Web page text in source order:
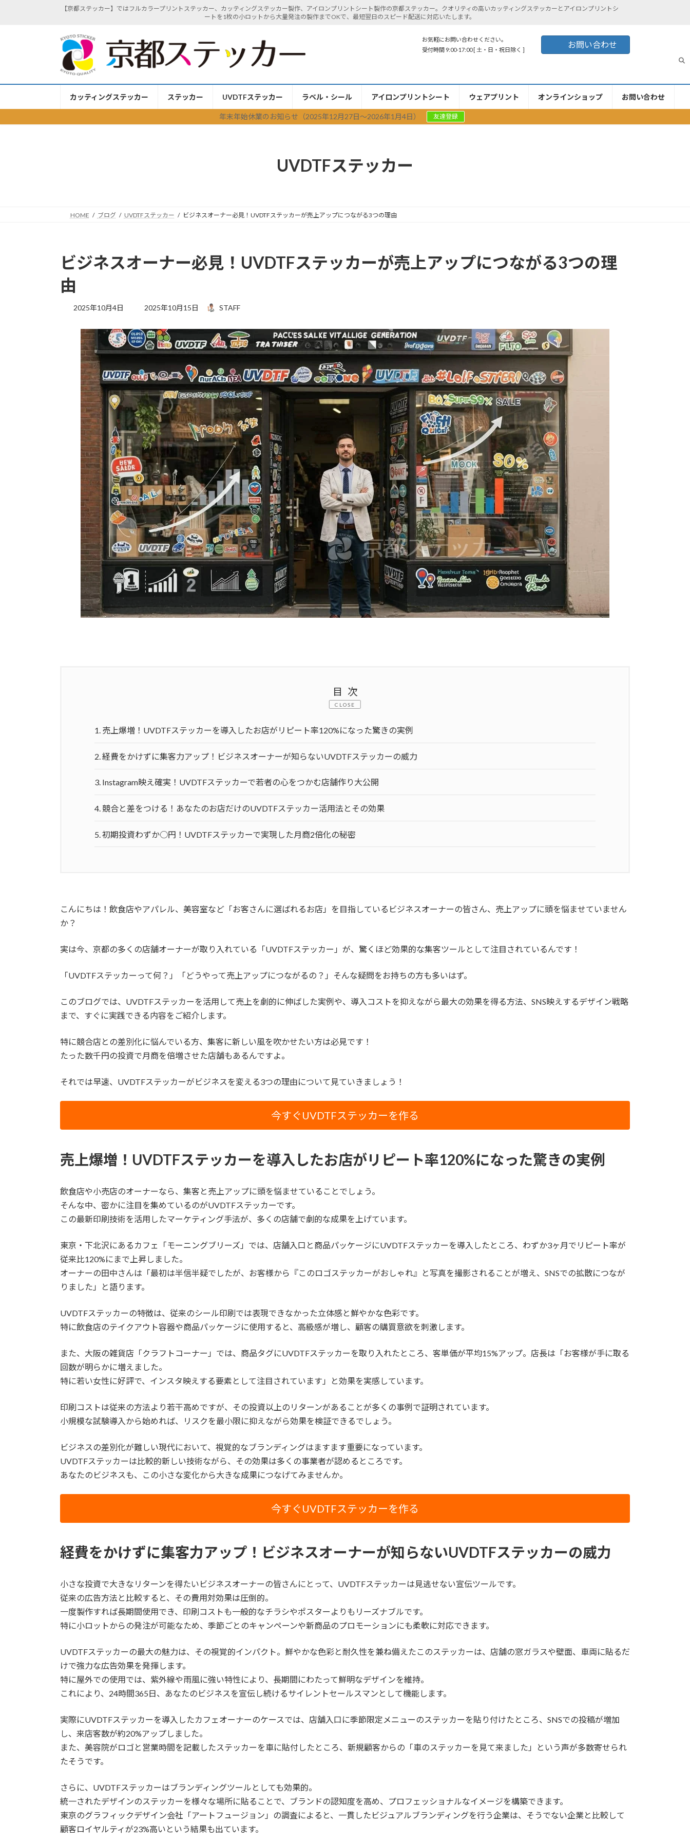
【京都ステッカー】ではフルカラープリントステッカー、カッティングステッカー製作、アイロンプリントシート製作の京都ステッカー。クオリティの高いカッティングステッカーとアイロンプリントシ
ートを1枚の小ロットから大量発注の製作までOKで、最短翌日のスピード配送に対応いたします。
お気軽にお問い合わせください。
受付時間 9:00-17:00 [ 土・日・祝日除く ]
お問い合わせ
カッティングステッカー ステッカー UVDTFステッカー ラベル・シール アイロンプリントシート ウェアプリント オンラインショップ お問い合わせ
年末年始休業のお知らせ（2025年12月27日〜2026年1月4日） 友達登録
UVDTFステッカー
HOME ブログ UVDTFステッカー ビジネスオーナー必見！UVDTFステッカーが売上アップにつながる3つの理由
ビジネスオーナー必見！UVDTFステッカーが売上アップにつながる3つの理
由
2025年10月4日
最
新
日
時
2025年10月15日 STAFF
目次
CLOSE
1. 売上爆増！UVDTFステッカーを導入したお店がリピート率120%になった驚きの実例
2. 経費をかけずに集客力アップ！ビジネスオーナーが知らないUVDTFステッカーの威力
3. Instagram映え確実！UVDTFステッカーで若者の心をつかむ店舗作り大公開
4. 競合と差をつける！あなたのお店だけのUVDTFステッカー活用法とその効果
5. 初期投資わずか○円！UVDTFステッカーで実現した月商2倍化の秘密
こんにちは！飲食店やアパレル、美容室など「お客さんに選ばれるお店」を目指しているビジネスオーナーの皆さん、売上アップに頭を悩ませていません
か？
実は今、京都の多くの店舗オーナーが取り入れている「UVDTFステッカー」が、驚くほど効果的な集客ツールとして注目されているんです！
「UVDTFステッカーって何？」「どうやって売上アップにつながるの？」そんな疑問をお持ちの方も多いはず。
このブログでは、UVDTFステッカーを活用して売上を劇的に伸ばした実例や、導入コストを抑えながら最大の効果を得る方法、SNS映えするデザイン戦略
まで、すぐに実践できる内容をご紹介します。
特に競合店との差別化に悩んでいる方、集客に新しい風を吹かせたい方は必見です！
たった数千円の投資で月商を倍増させた店舗もあるんですよ。
それでは早速、UVDTFステッカーがビジネスを変える3つの理由について見ていきましょう！
今すぐUVDTFステッカーを作る
売上爆増！UVDTFステッカーを導入したお店がリピート率120%になった驚きの実例
飲食店や小売店のオーナーなら、集客と売上アップに頭を悩ませていることでしょう。
そんな中、密かに注目を集めているのがUVDTFステッカーです。
この最新印刷技術を活用したマーケティング手法が、多くの店舗で劇的な成果を上げています。
東京・下北沢にあるカフェ「モーニングブリーズ」では、店舗入口と商品パッケージにUVDTFステッカーを導入したところ、わずか3ヶ月でリピート率が
従来比120%にまで上昇しました。
オーナーの田中さんは「最初は半信半疑でしたが、お客様から『このロゴステッカーがおしゃれ』と写真を撮影されることが増え、SNSでの拡散につなが
りました」と語ります。
UVDTFステッカーの特徴は、従来のシール印刷では表現できなかった立体感と鮮やかな色彩です。
特に飲食店のテイクアウト容器や商品パッケージに使用すると、高級感が増し、顧客の購買意欲を刺激します。
また、大阪の雑貨店「クラフトコーナー」では、商品タグにUVDTFステッカーを取り入れたところ、客単価が平均15%アップ。店長は「お客様が手に取る
回数が明らかに増えました。
特に若い女性に好評で、インスタ映えする要素として注目されています」と効果を実感しています。
印刷コストは従来の方法より若干高めですが、その投資以上のリターンがあることが多くの事例で証明されています。
小規模な試験導入から始めれば、リスクを最小限に抑えながら効果を検証できるでしょう。
ビジネスの差別化が難しい現代において、視覚的なブランディングはますます重要になっています。
UVDTFステッカーは比較的新しい技術ながら、その効果は多くの事業者が認めるところです。
あなたのビジネスも、この小さな変化から大きな成果につなげてみませんか。
今すぐUVDTFステッカーを作る
経費をかけずに集客力アップ！ビジネスオーナーが知らないUVDTFステッカーの威力
小さな投資で大きなリターンを得たいビジネスオーナーの皆さんにとって、UVDTFステッカーは見逃せない宣伝ツールです。
従来の広告方法と比較すると、その費用対効果は圧倒的。
一度製作すれば長期間使用でき、印刷コストも一般的なチラシやポスターよりもリーズナブルです。
特に小ロットからの発注が可能なため、季節ごとのキャンペーンや新商品のプロモーションにも柔軟に対応できます。
UVDTFステッカーの最大の魅力は、その視覚的インパクト。鮮やかな色彩と耐久性を兼ね備えたこのステッカーは、店舗の窓ガラスや壁面、車両に貼るだ
けで強力な広告効果を発揮します。
特に屋外での使用では、紫外線や雨風に強い特性により、長期間にわたって鮮明なデザインを維持。
これにより、24時間365日、あなたのビジネスを宣伝し続けるサイレントセールスマンとして機能します。
実際にUVDTFステッカーを導入したカフェオーナーのケースでは、店舗入口に季節限定メニューのステッカーを貼り付けたところ、SNSでの投稿が増加
し、来店客数が約20%アップしました。
また、美容院がロゴと営業時間を記載したステッカーを車に貼付したところ、新規顧客からの「車のステッカーを見て来ました」という声が多数寄せられ
たそうです。
さらに、UVDTFステッカーはブランディングツールとしても効果的。
統一されたデザインのステッカーを様々な場所に貼ることで、ブランドの認知度を高め、プロフェッショナルなイメージを構築できます。
東京のグラフィックデザイン会社「アートフュージョン」の調査によると、一貫したビジュアルブランディングを行う企業は、そうでない企業と比較して
顧客ロイヤルティが23%高いという結果も出ています。